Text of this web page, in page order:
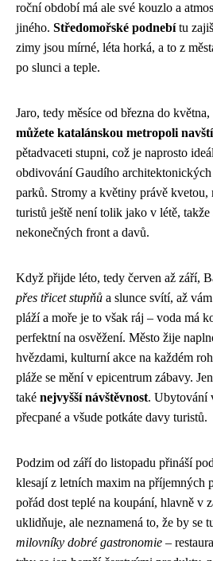
roční období má ale své kouzlo a
jiného. Středomořské podnebítu
zimy jsou mírné, léta horká, a to z
po slunci a teple.
Jaro, tedy měsíce od března do
můžete katalánskou metropoli
pětadvaceti stupni, což je naprosto
obdivování Gaudího
parků. Stromy a květiny právě
turistů ještě není tolik jako v létě,
nekonečných front a davů.
Když přijde léto, tedy červen až září,
přes třicet stupňů a slunce svítí, až
pláží a moře je to však ráj – voda má
perfektní na osvěžení. Město žije
hvězdami, kulturní akce na každém
pláže se mění v epicentrum zábavy.
také nejvyšší návštěvnost. Ubytování
přecpané a všude potkáte davy turistů.
Podzim od září do listopadu přináší
klesají z letních maxim na příjemných
pořád dost teplé na koupání, hlavně v
uklidňuje, ale neznamená to, že by se
milovníky dobré gastronomie –